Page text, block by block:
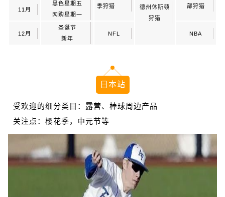
季狩猎
德州休斯顿
狩猎
部狩猎
11月
黑色星期五
网购星期一
12月
圣诞节
新年
NFL NBA
日本站
受欢迎的细分类目：露营、棒球周边产品
关注点：樱花季，中元节等